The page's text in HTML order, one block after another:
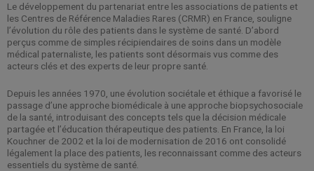
Le développement du partenariat entre les associations de patients et
les Centres de Référence Maladies Rares (CRMR) en France, souligne
l’évolution du rôle des patients dans le système de santé. D’abord
perçus comme de simples récipiendaires de soins dans un modèle
médical paternaliste, les patients sont désormais vus comme des
acteurs clés et des experts de leur propre santé.
Depuis les années 1970, une évolution sociétale et éthique a favorisé le
passage d’une approche biomédicale à une approche biopsychosociale
de la santé, introduisant des concepts tels que la décision médicale
partagée et l’éducation thérapeutique des patients. En France, la loi
Kouchner de 2002 et la loi de modernisation de 2016 ont consolidé
légalement la place des patients, les reconnaissant comme des acteurs
essentiels du système de santé.